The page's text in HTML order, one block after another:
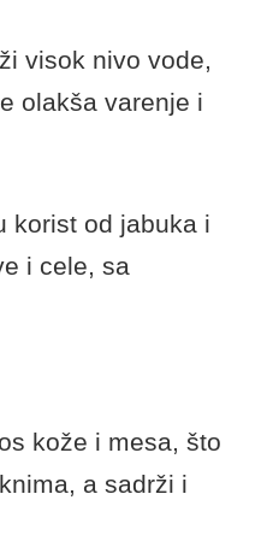
visok nivo vode,
olakša varenje i
korist od jabuka i
i cele, sa
kože i mesa, što
a sadrži i